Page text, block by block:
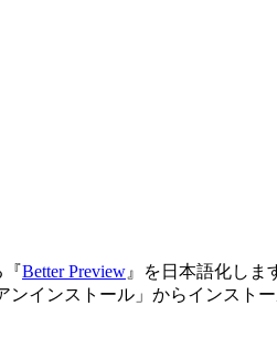
『Better Preview 』を日本語化しま
インストール」からインストー